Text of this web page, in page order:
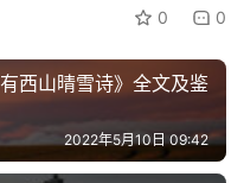
册
0 0
西山晴雪诗》全文及鉴
2022年5月10日 09:42